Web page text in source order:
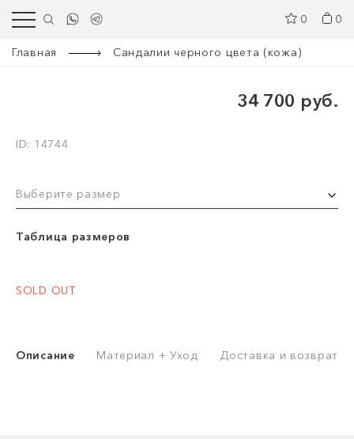
0 0
Главная Сандалии черного цвета (кожа)
34 700 руб.
ID: 14744
Выберите размер
Таблица размеров
SOLD OUT
Описание Материал + Уход Доставка и возврат